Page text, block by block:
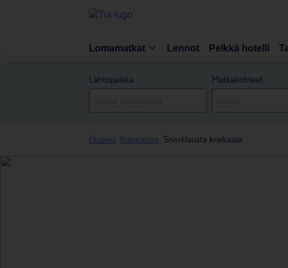
Lomamatkat Lennot Pelkkä hotelli
Lähtöpaikka
Matkakohteet
Etusivu Inspiration Snorklausta kreikassa